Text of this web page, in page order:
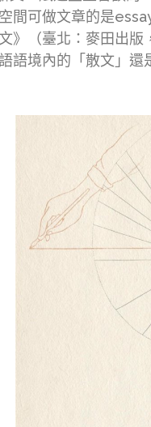
間可做文章的是
》（臺北：麥田出
語境內的「散文」